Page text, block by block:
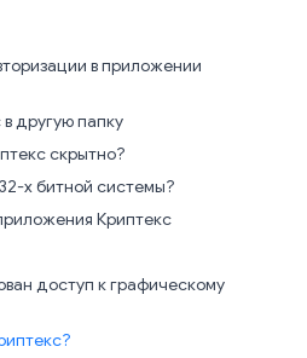
в приложении
другую папку
скрытно?
х битной системы?
Криптекс
доступ к графическому